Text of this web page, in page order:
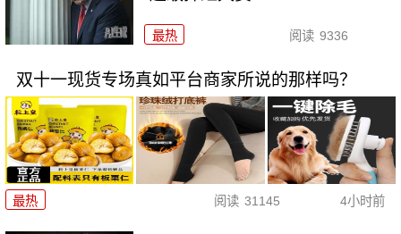
最热 阅读 9336
双十一现货专场真如平台商家所说的那样吗？
最热 阅读 31145 4小时前